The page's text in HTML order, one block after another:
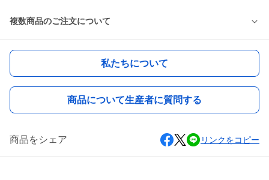
複数商品のご注文について
私たちについて
商品について生産者に質問する
商品をシェア リンクをコピー